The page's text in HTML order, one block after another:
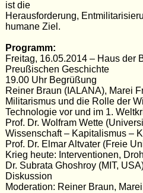
ist die
Herausforderung,
humane Ziel.
Programm:
Freitag, 16.05.2014 – Haus der
Preußischen Geschichte
19.00 Uhr Begrüßung
Reiner Braun (IALANA), Marei
Militarismus und die Rolle der
Technologie vor und im 1.
Prof. Dr. Wolfram Wette
Wissenschaft – Kapitalismus –
Prof. Dr. Elmar Altvater (Freie
Krieg heute: Interventionen,
Dr. Subrata Ghoshroy (MIT,
Diskussion
Moderation: Reiner Braun,